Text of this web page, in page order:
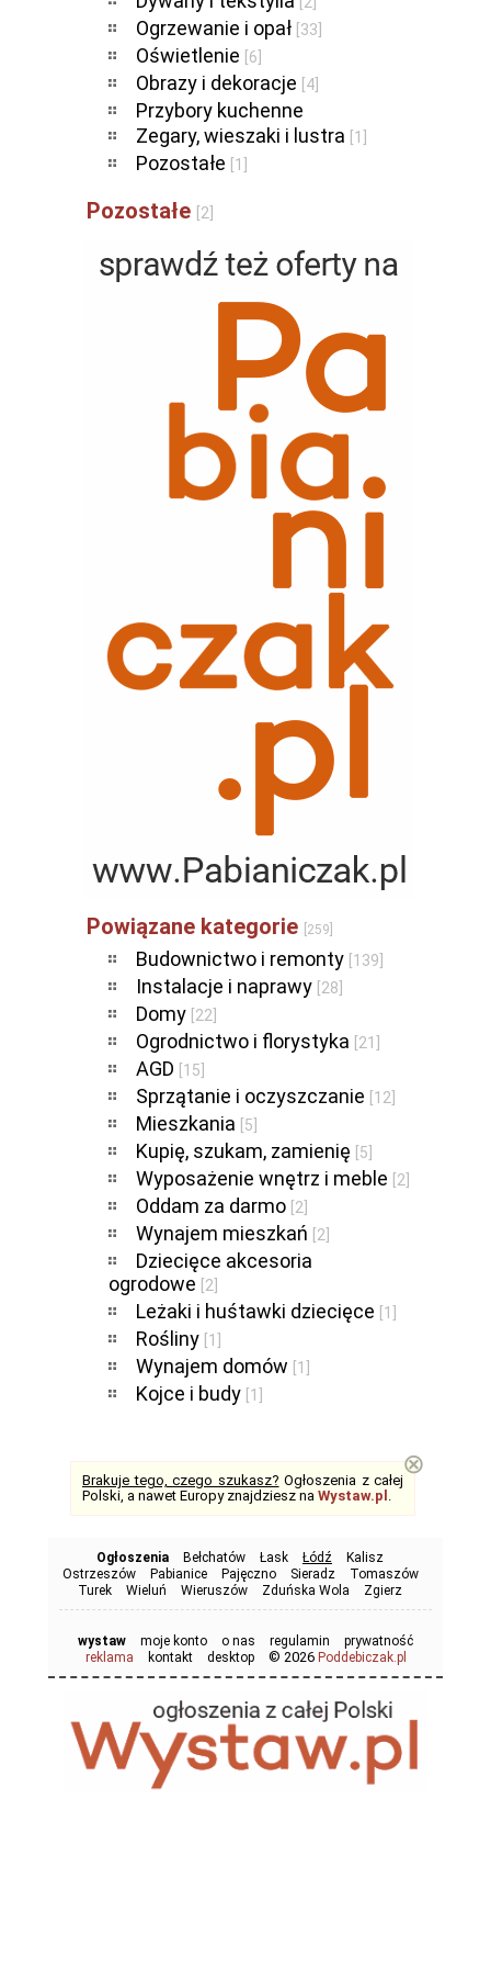
Ogrzewanie i opał [33]
Oświetlenie [6]
Obrazy i dekoracje [4]
Przybory kuchenne
Zegary, wieszaki i lustra
[1]
Pozostałe [1]
Pozostałe [2]
Powiązane kategorie [259]
Budownictwo i remonty [139]
Instalacje i naprawy [28]
Domy [22]
Ogrodnictwo i florystyka [21]
AGD [15]
Sprzątanie i oczyszczanie [12]
Mieszkania [5]
Kupię, szukam, zamienię [5]
Wyposażenie wnętrz i meble [2]
Oddam za darmo [2]
Wynajem mieszkań [2]
Dziecięce akcesoria
ogrodowe
[2]
Leżaki i huśtawki dziecięce [1]
Rośliny [1]
Wynajem domów [1]
Kojce i budy [1]
Brakuje tego, czego szukasz? Ogłoszenia z całej
Polski, a nawet Europy znajdziesz na Wystaw.pl .
⊗
Ogłoszenia Bełchatów Łask Łódź
Kalisz
Ostrzeszów
Pabianice Pajęczno Sieradz
Tomaszów
Turek
Wieluń Wieruszów Zduńska Wola Zgierz
wystaw moje konto o nas regulamin
prywatność
reklama
kontakt desktop © 2026 Poddebiczak.pl